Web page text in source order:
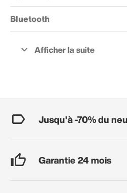
Bluetooth
Jusqu'à -70% du
Garantie 24 mois